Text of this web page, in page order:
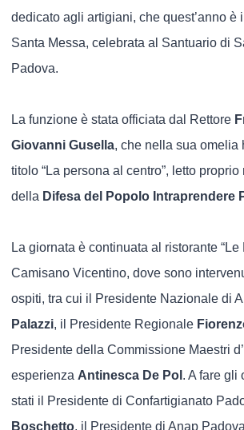
dedicato agli artigiani, che quest’anno è
Santa Messa, celebrata al Santuario di
Padova.
La funzione è stata officiata dal Rettore
Giovanni Gusella, che nella sua omelia
titolo “La persona al centro”, letto proprio
della Difesa del Popolo Intraprendere
La giornata è continuata al ristorante “Le
Camisano Vicentino, dove sono
ospiti, tra cui il Presidente Nazionale di
Palazzi, il Presidente Regionale
Presidente della Commissione Maestri
esperienzaAntinesca De Pol . A fare gli
stati il Presidente di Confartigianato
Boschetto, il Presidente di Anap